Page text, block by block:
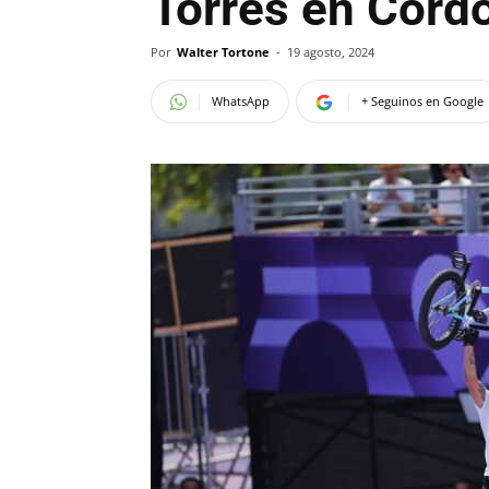
Por Walter Tortone - 19 agosto, 2024
WhatsApp + Seguinos en Google